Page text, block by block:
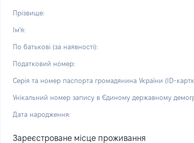
Прізвище:
Ім'я:
По батькові (за наявності):
Податковий номер:
Серія та номер паспорта громадянина України (ID-
Унікальний номер запису в Єдиному державному
Дата народження:
Зареєстроване місце проживання